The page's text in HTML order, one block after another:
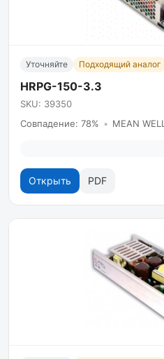
Уточняйте Подходящий аналог
HRPG-150-3.3
SKU: 39350
Совпадение: 78% • MEAN WELL
Открыть PDF